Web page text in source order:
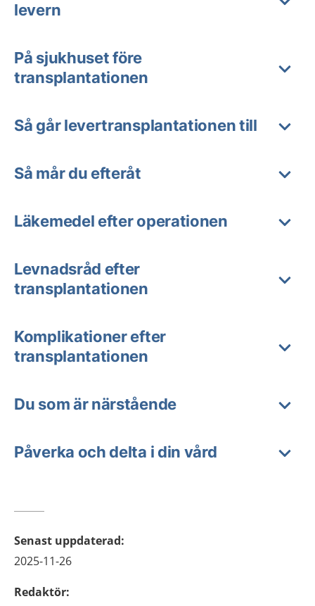
levern
På sjukhuset före
transplantationen
Så går levertransplantationen till
Så mår du efteråt
Läkemedel efter operationen
Levnadsråd efter
transplantationen
Komplikationer efter
transplantationen
Du som är närstående
Påverka och delta i din vård
Senast uppdaterad:
2025-11-26
Redaktör: